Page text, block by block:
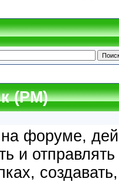
(PM)
форуме,
и